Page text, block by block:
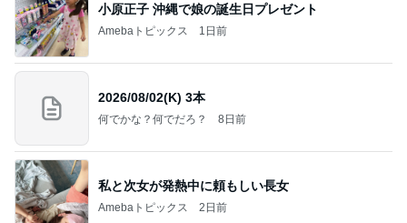
小原正子 沖縄で娘の誕生日プレゼント
Amebaトピックス 1日前
2026/08/02(K) 3本
何でかな？何でだろ？ 8日前
私と次女が発熱中に頼もしい長女
Amebaトピックス 2日前